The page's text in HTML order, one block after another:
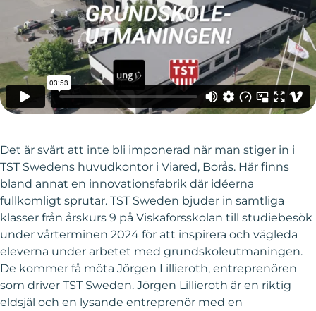
Det är svårt att inte bli imponerad när man stiger in i
TST Swedens huvudkontor i Viared, Borås. Här finns
bland annat en innovationsfabrik där idéerna
fullkomligt sprutar. TST Sweden bjuder in samtliga
klasser från årskurs 9 på Viskaforsskolan till studiebesök
under vårterminen 2024 för att inspirera och vägleda
eleverna under arbetet med grundskoleutmaningen.
De kommer få möta Jörgen Lillieroth, entreprenören
som driver TST Sweden. Jörgen Lillieroth är en riktig
eldsjäl och en lysande entreprenör med en